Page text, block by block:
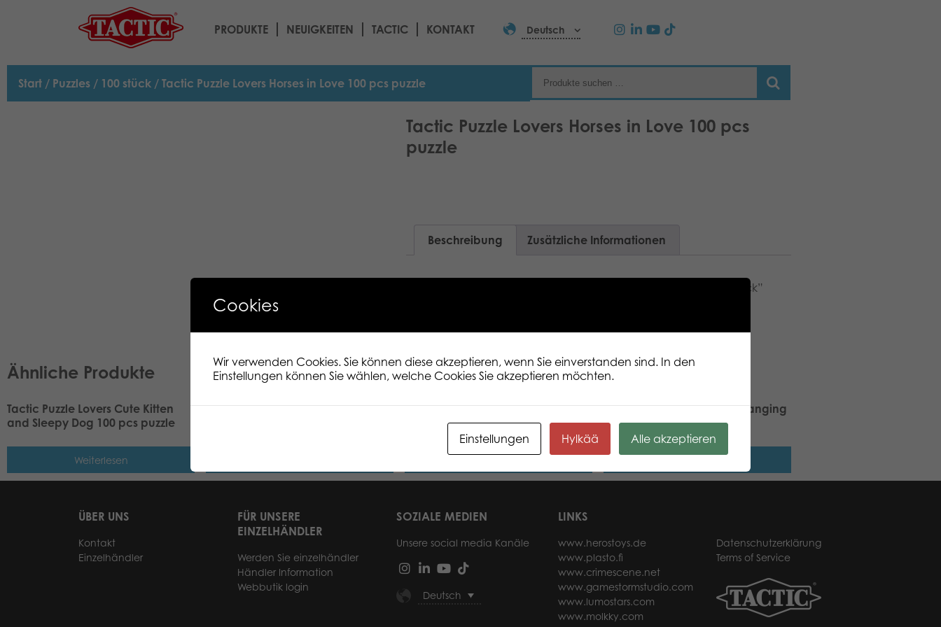
PRODUKTE NEUIGKEITEN TACTIC KONTAKT Deutsch
Start / Puzzles / 100 stück / Tactic Puzzle Lovers Horses in Love 100 pcs puzzle
Tactic Puzzle Lovers Horses in Love 100 pcs
puzzle
Beschreibung Zusätzliche Informationen
100 pcs puzzle range with adorable motifs. Suitable as a “snack”
Ähnliche Produkte
Tactic Puzzle Lovers Cute Kitten
and Sleepy Dog 100 pcs puzzle
Weiterlesen
Tactic Puzzle Lovers Group of Cute
Tactic Puzzle Lovers Koala at Lone
Pine 100 pcs puzzle
Tactic Puzzle Lovers Sloth Hanging
on Tree 100 pcs puzzle
ÜBER UNS
Kontakt
Einzelhändler
FÜR UNSERE
EINZELHÄNDLER
Werden Sie einzelhändler
Händler Information
Webbutik login
SOZIALE MEDIEN
Unsere social media Kanäle
Deutsch
LINKS
www.herostoys.de
www.plasto.fi
www.crimescene.net
www.gamestormstudio.com
www.lumostars.com
www.molkky.com
Datenschutzerklärung
Terms of Service
Cookies
Wir verwenden Cookies. Sie können diese akzeptieren, wenn Sie einverstanden sind. In den
Einstellungen können Sie wählen, welche Cookies Sie akzeptieren möchten.
Einstellungen Hylkää Alle akzeptieren